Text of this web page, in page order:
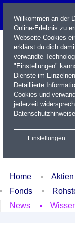
Name / WKN / ISIN /
Xetra Realtime
Home Aktien
Fonds
News
Willkommen an der
Online-Erlebnis zu
Webseite Cookies
erklärst du dich
verwandte
"Einstellungen"
Dienste im
Detaillierte
Cookies und
jederzeit
Einstellungen